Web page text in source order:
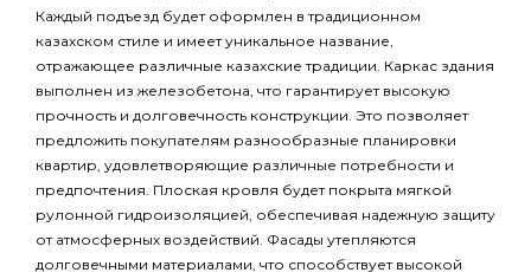
Каждый подъезд будет оформлен в традиционном
казахском стиле и имеет уникальное название,
отражающее различные казахские традиции. Каркас здания
выполнен из железобетона, что гарантирует высокую
прочность и долговечность конструкции. Это позволяет
предложить покупателям разнообразные планировки
квартир, удовлетворяющие различные потребности и
предпочтения. Плоская кровля будет покрыта мягкой
рулонной гидроизоляцией, обеспечивая надежную защиту
от атмосферных воздействий. Фасады утепляются
долговечными материалами, что способствует высокой